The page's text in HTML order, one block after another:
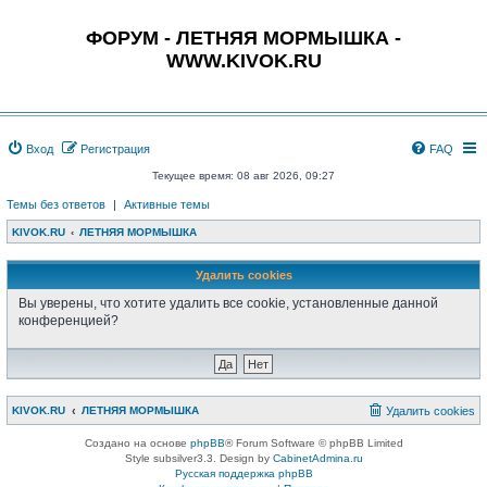
ФОРУМ - ЛЕТНЯЯ МОРМЫШКА -
WWW.KIVOK.RU
Вход Регистрация FAQ
Текущее время: 08 авг 2026, 09:27
Темы без ответов | Активные темы
KIVOK.RU ЛЕТНЯЯ МОРМЫШКА
Удалить cookies
Вы уверены, что хотите удалить все cookie, установленные данной
конференцией?
KIVOK.RU ЛЕТНЯЯ МОРМЫШКА Удалить cookies
Создано на основе phpBB® Forum Software © phpBB Limited
Style subsilver3.3. Design by CabinetAdmina.ru
Русская поддержка phpBB